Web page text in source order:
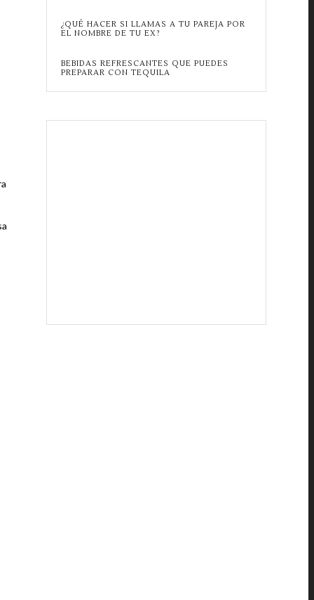
¿QUÉ HACER SI LLAMAS A TU PAREJA POR
EL NOMBRE DE TU EX?
BEBIDAS REFRESCANTES QUE PUEDES
PREPARAR CON TEQUILA